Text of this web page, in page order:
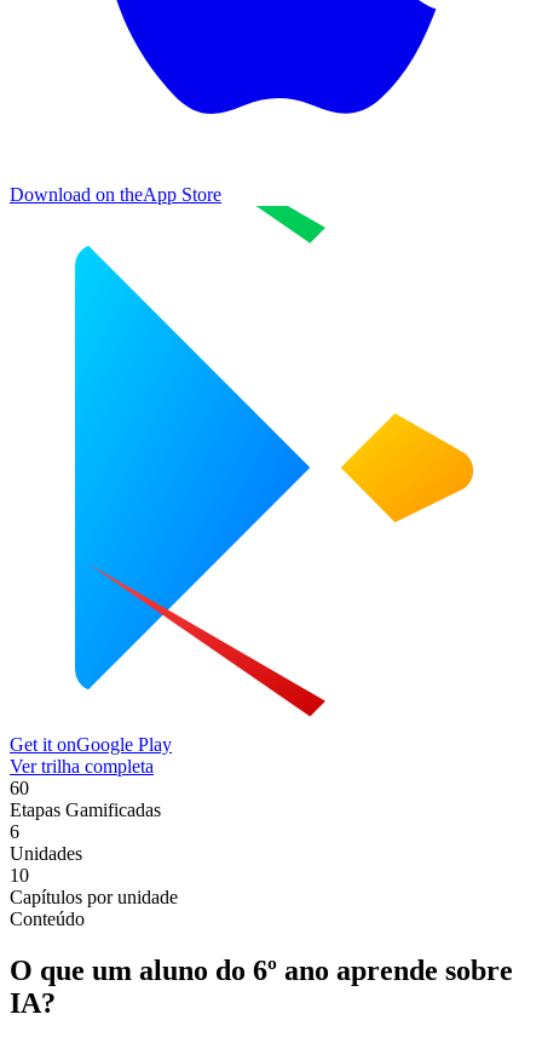
Download on theApp Store
Get it onGoogle Play
Ver trilha completa
60
Etapas Gamificadas
6
Unidades
10
Capítulos por unidade
Conteúdo
O que um aluno do 6º ano aprende sobre
IA?